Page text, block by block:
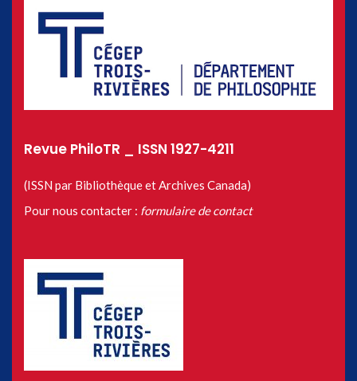
Revue PhiloTR _ ISSN 1927-4211
(ISSN par Bibliothèque et Archives Canada)
Pour nous contacter : formulaire de contact